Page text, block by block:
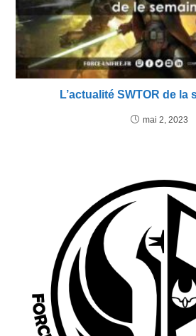
L’actualité SWTOR de la
mai 2, 2023